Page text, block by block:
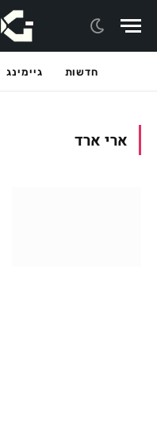
חדשות גיימינג
ארי ארד